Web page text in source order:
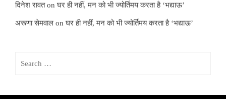
दिनेश रावतonघर ही नहीं, मन को भी ज्योर्तिमय करता है ‘भद्याऊ’
अरूणा सेमवाल onघर ही नहीं, मन को भी ज्योर्तिमय करता है ‘भद्याऊ’